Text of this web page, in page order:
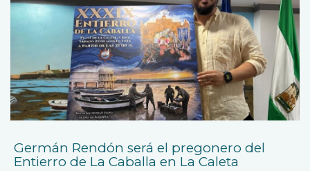
Germán Rendón será el pregonero del
Entierro de La Caballa en La Caleta